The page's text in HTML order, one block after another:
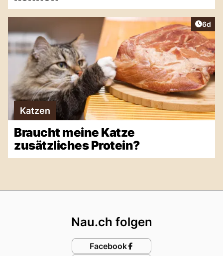
6d
Katzen
Braucht meine Katze
zusätzliches Protein?
Nau.ch folgen
Facebook